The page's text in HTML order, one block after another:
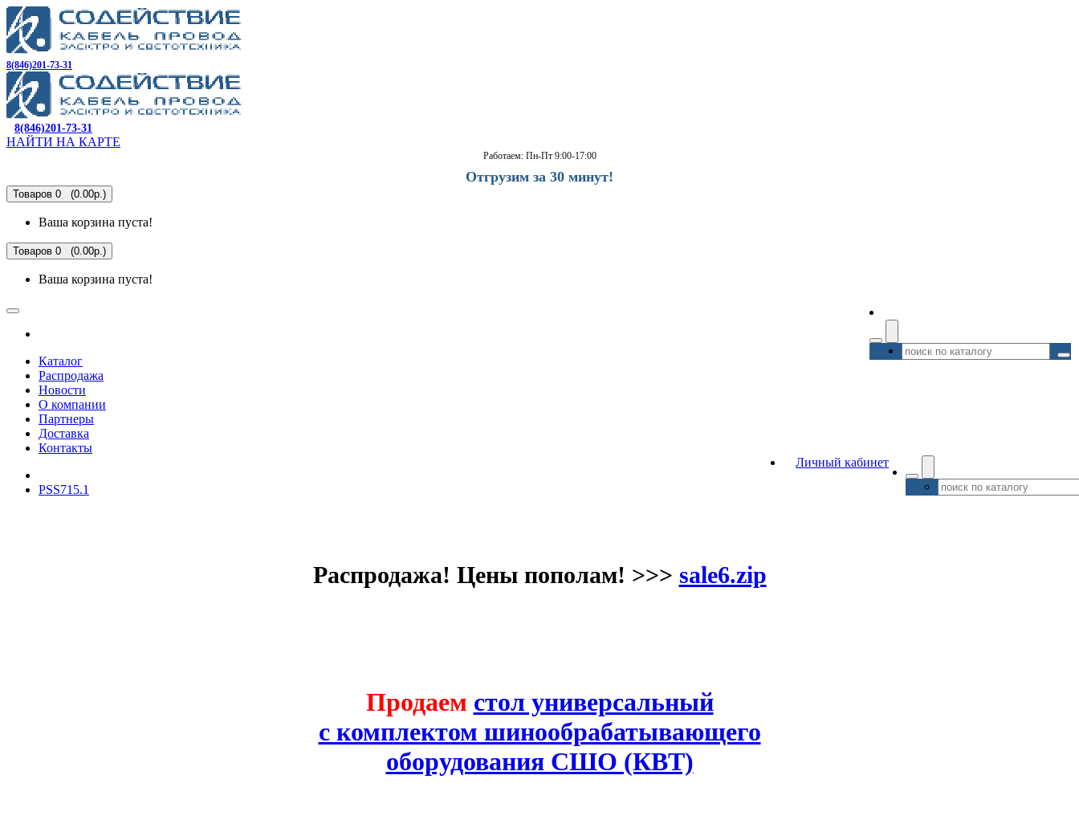
8(846)201-73-31
8(846)201-73-31
НАЙТИ НА КАРТЕ
Работаем: Пн-Пт 9:00-17:00
Отгрузим за 30 минут!
Товаров 0 (0.00р.)
Ваша корзина пуста!
Товаров 0 (0.00р.)
Ваша корзина пуста!
Каталог
Распродажа
Новости
О компании
Партнеры
Доставка
Контакты
Личный кабинет
PSS715.1
Распродажа! Цены пополам! >>> sale6.zip
Продаем стол универсальный
с комплектом шинообрабатывающего
оборудования СШО (КВТ)